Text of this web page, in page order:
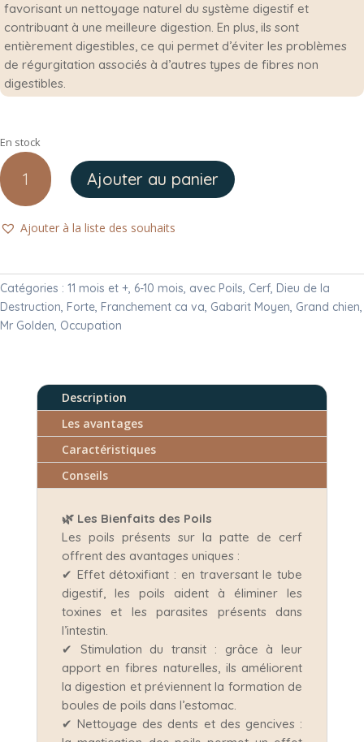
favorisant un nettoyage naturel du système digestif et
contribuant à une meilleure digestion. En plus, ils sont
entièrement digestibles, ce qui permet d’éviter les problèmes
de régurgitation associés à d’autres types de fibres non
digestibles.
En stock
quantité
de
Patte
Cerf
Poils
Ajouter au panier
Ajouter à la liste des souhaits
Catégories : 11 mois et +, 6-10 mois, avec Poils, Cerf, Dieu de la
Destruction, Forte, Franchement ca va, Gabarit Moyen, Grand chien,
Mr Golden, Occupation
Description
Les avantages
Caractéristiques
Conseils
🌿 Les Bienfaits des Poils
Les poils présents sur la patte de cerf
offrent des avantages uniques :
✔ Effet détoxifiant : en traversant le tube
digestif, les poils aident à éliminer les
toxines et les parasites présents dans
l’intestin.
✔ Stimulation du transit : grâce à leur
apport en fibres naturelles, ils améliorent
la digestion et préviennent la formation de
boules de poils dans l’estomac.
✔ Nettoyage des dents et des gencives :